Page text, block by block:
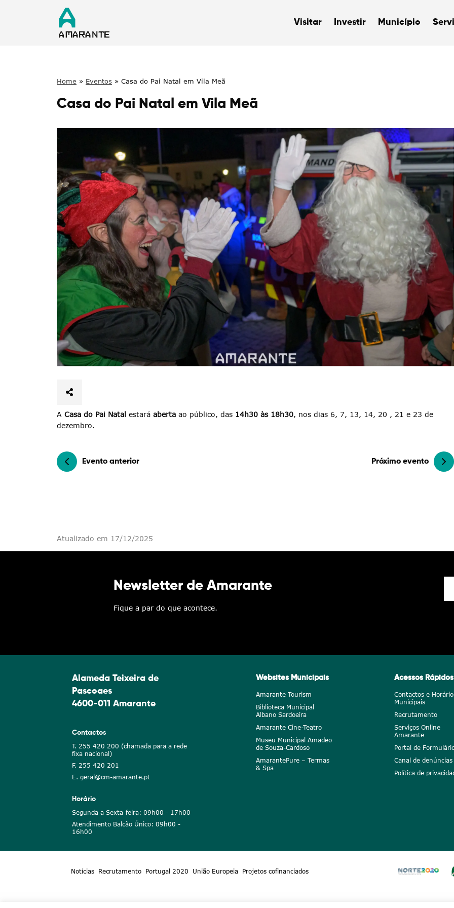
Visitar Investir Município
Categorias gerais
Home » Eventos » Casa do Pai Natal em Vila Meã
Casa do Pai Natal em Vila Meã
A Casa do Pai Natal estará aberta ao público, das 14h30 às 18h30, nos dias 6, 7, 13, 14, 20 , 21 e 23 de
dezembro.
Evento anterior Próximo evento
Atualizado em 17/12/2025
Newsletter de Amarante
Fique a par do que acontece.
Alameda Teixeira de
Pascoaes
4600-011 Amarante
Contactos
T. 255 420 200 (chamada para a rede
fixa nacional)
F. 255 420 201
E. geral@cm-amarante.pt
Horário
Segunda a Sexta-feira: 09h00 - 17h00
Atendimento Balcão Único: 09h00 -
16h00
Websites Municipais
Amarante Tourism
Biblioteca Municipal
Albano Sardoeira
Amarante Cine-Teatro
Museu Municipal Amadeo
de Souza-Cardoso
AmarantePure – Termas
& Spa
Acessos Rápidos
Contactos e
Municipais
Recrutamento
Serviços Online
Amarante
Portal de
Canal de denúncias
Política de
Notícias Recrutamento Portugal 2020 União Europeia Projetos cofinanciados